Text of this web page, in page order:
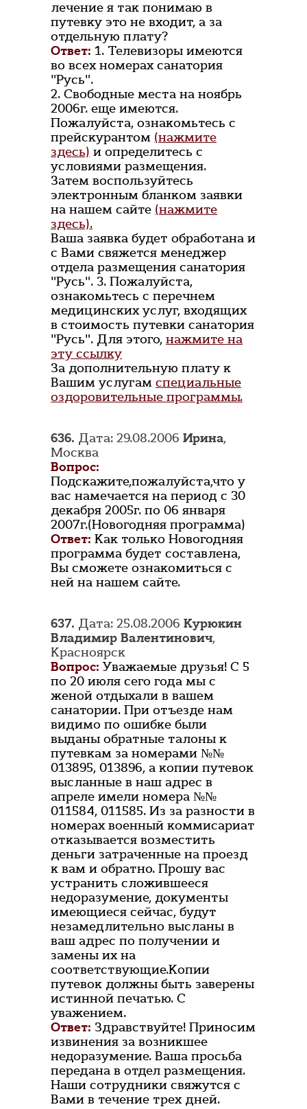
лечение я так понимаю в
путевку это не входит, а за
отдельную плату?
Ответ: 1. Телевизоры имеются
во всех номерах санатория
"Русь".
2. Свободные места на ноябрь
2006г. еще имеются.
Пожалуйста, ознакомьтесь с
прейскурантом (нажмите
здесь) и определитесь с
условиями размещения.
Затем воспользуйтесь
электронным бланком заявки
на нашем сайте (нажмите
здесь).
Ваша заявка будет обработана и
с Вами свяжется менеджер
отдела размещения санатория
"Русь". 3. Пожалуйста,
ознакомьтесь с перечнем
медицинских услуг, входящих
в стоимость путевки санатория
"Русь". Для этого, нажмите на
эту ссылку
За дополнительную плату к
Вашим услугам специальные
оздоровительные программы.
636. Дата: 29.08.2006 Ирина,
Москва
Вопрос:
Подскажите,пожалуйста,что у
вас намечается на период с 30
декабря 2005г. по 06 января
2007г.(Новогодняя программа)
Ответ: Как только Новогодняя
программа будет составлена,
Вы сможете ознакомиться с
ней на нашем сайте.
637. Дата: 25.08.2006 Курюкин
Владимир Валентинович,
Красноярск
Вопрос: Уважаемые друзья! С 5
по 20 июля сего года мы с
женой отдыхали в вашем
санатории. При отъезде нам
видимо по ошибке были
выданы обратные талоны к
путевкам за номерами №№
013895, 013896, а копии путевок
высланные в наш адрес в
апреле имели номера №№
011584, 011585. Из за разности в
номерах военный коммисариат
отказывается возместить
деньги затраченные на проезд
к вам и обратно. Прошу вас
устранить сложившееся
недоразумение, документы
имеющиеся сейчас, будут
незамедлительно высланы в
ваш адрес по получении и
замены их на
соответствующие.Копии
путевок должны быть заверены
истинной печатью. С
уважением.
Ответ: Здравствуйте! Приносим
извинения за возникшее
недоразумение. Ваша просьба
передана в отдел размещения.
Наши сотрудники свяжутся с
Вами в течение трех дней.